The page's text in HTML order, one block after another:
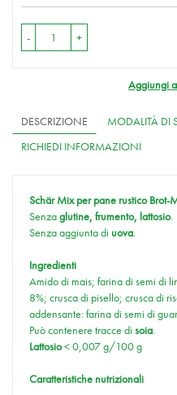
- +
Aggiungi
DESCRIZIONE
MODALITÀ DI
RICHIEDI INFORMAZIONI
Schär Mix per pane rustico Brot-
Senzaglutine, frumento, lattosio.
Senza aggiunta di uova.
Ingredienti
Amido di mais; farina di semi di
8%; crusca di pisello; crusca di
addensante: farina di semi di
Può contenere tracce di soia.
Lattosio< 0,007 g/100 g
Caratteristiche nutrizionali